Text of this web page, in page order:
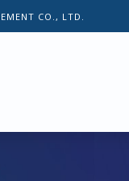
CO., LTD.